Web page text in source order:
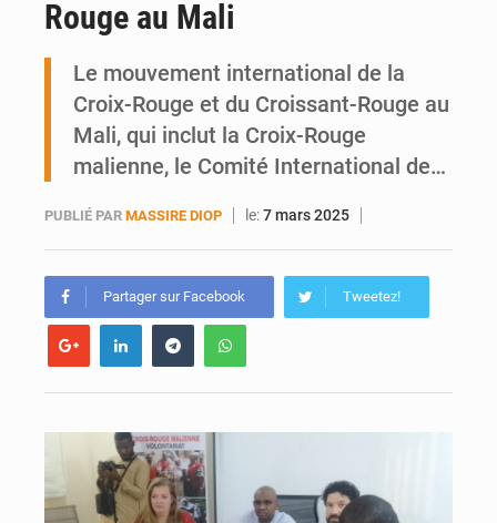
Rouge au Mali
Le mouvement international de la
Croix-Rouge et du Croissant-Rouge au
Mali, qui inclut la Croix-Rouge
malienne, le Comité International de…
PUBLIÉ PAR MASSIRE DIOP le:7 mars 2025
Partager sur Facebook Tweetez!